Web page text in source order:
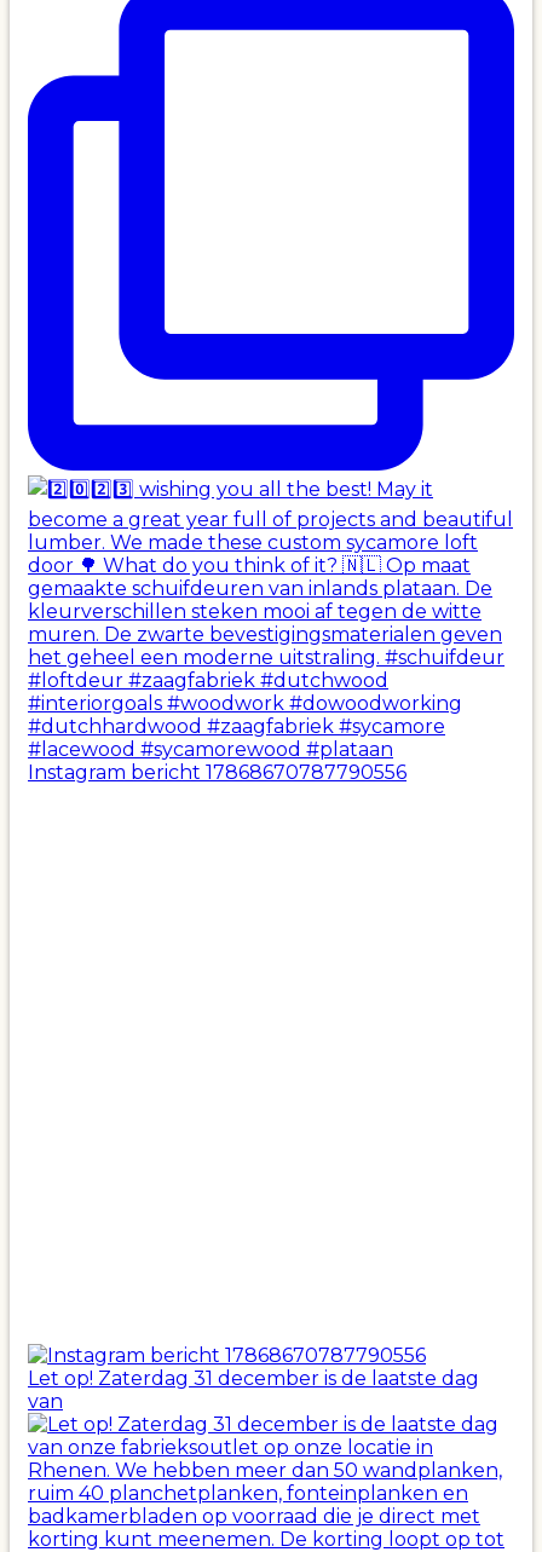
Instagram bericht 17868670787790556
Let op! Zaterdag 31 december is de laatste dag
van